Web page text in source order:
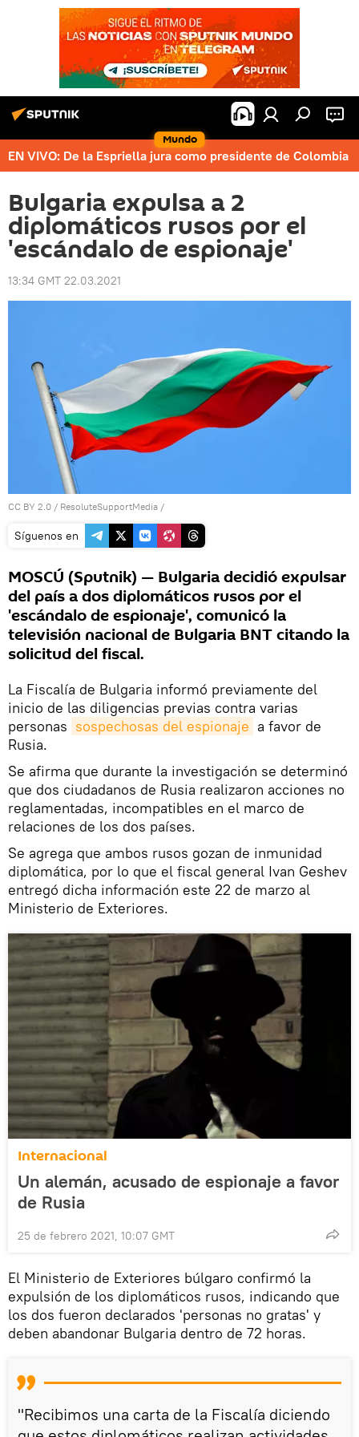
Mundo
EN VIVO: De la Espriella jura como presidente de Colombia
Bulgaria expulsa a 2
diplomáticos rusos por el
'escándalo de espionaje'
13:34 GMT 22.03.2021
CC BY 2.0 / ResoluteSupportMedia /
Síguenos en
MOSCÚ (Sputnik) — Bulgaria decidió expulsar
del país a dos diplomáticos rusos por el
'escándalo de espionaje', comunicó la
televisión nacional de Bulgaria BNT citando la
solicitud del fiscal.
La Fiscalía de Bulgaria informó previamente del
inicio de las diligencias previas contra varias
personas sospechosas del espionaje a favor de
Rusia.
Se afirma que durante la investigación se determinó
que dos ciudadanos de Rusia realizaron acciones no
reglamentadas, incompatibles en el marco de
relaciones de los dos países.
Se agrega que ambos rusos gozan de inmunidad
diplomática, por lo que el fiscal general Ivan Geshev
entregó dicha información este 22 de marzo al
Ministerio de Exteriores.
Internacional
Un alemán, acusado de espionaje a favor
de Rusia
25 de febrero 2021, 10:07 GMT
El Ministerio de Exteriores búlgaro confirmó la
expulsión de los diplomáticos rusos, indicando que
los dos fueron declarados 'personas no gratas' y
deben abandonar Bulgaria dentro de 72 horas.
"Recibimos una carta de la Fiscalía diciendo